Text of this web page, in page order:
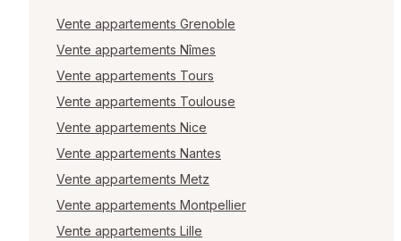
Vente appartements Grenoble
Vente appartements Nîmes
Vente appartements Tours
Vente appartements Toulouse
Vente appartements Nice
Vente appartements Nantes
Vente appartements Metz
Vente appartements Montpellier
Vente appartements Lille